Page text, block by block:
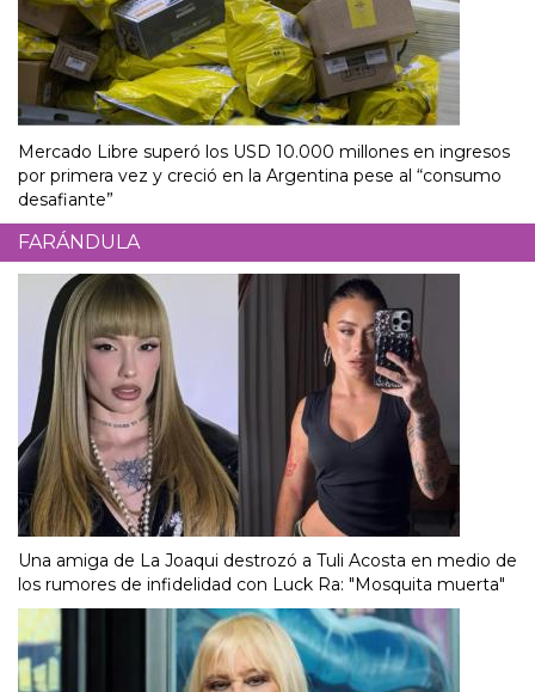
Mercado Libre superó los USD 10.000 millones en ingresos
por primera vez y creció en la Argentina pese al “consumo
desafiante”
FARÁNDULA
Una amiga de La Joaqui destrozó a Tuli Acosta en medio de
los rumores de infidelidad con Luck Ra: "Mosquita muerta"